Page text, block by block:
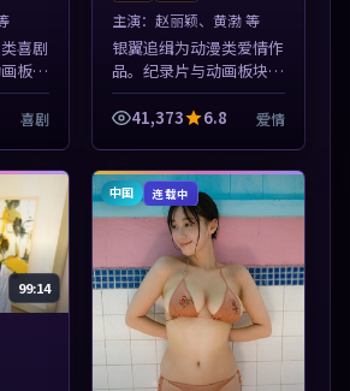
喜剧
板块
一站
检索
喜剧
主演： 赵丽颖、黄渤 等
银翼追缉为动漫类爱情作
品。纪录片与动画板块同
步更新，亚洲影视一站式
导览，支持关键词检索片
凑，值得加入片...
41,373 6.8 爱情
99:14
中国 连载中